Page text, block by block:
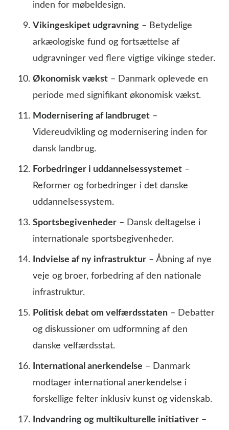
inden for møbeldesign.
Vikingeskipet udgravning – Betydelige
arkæologiske fund og fortsættelse af
udgravninger ved flere vigtige vikinge steder.
Økonomisk vækst – Danmark oplevede en
periode med signifikant økonomisk vækst.
Modernisering af landbruget –
Videreudvikling og modernisering inden for
dansk landbrug.
Forbedringer i uddannelsessystemet –
Reformer og forbedringer i det danske
uddannelsessystem.
Sportsbegivenheder – Dansk deltagelse i
internationale sportsbegivenheder.
Indvielse af ny infrastruktur – Åbning af nye
veje og broer, forbedring af den nationale
infrastruktur.
Politisk debat om velfærdsstaten – Debatter
og diskussioner om udformning af den
danske velfærdsstat.
International anerkendelse – Danmark
modtager international anerkendelse i
forskellige felter inklusiv kunst og videnskab.
Indvandring og multikulturelle initiativer –